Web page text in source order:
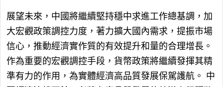
展望未來，中國將繼續堅持穩中求進工作總基調，加
大宏觀政策調控力度，著力擴大國內需求，提振市場
信心，推動經濟實作質的有效提升和量的合理增長。
作為重要的宏觀調控手段，貨幣政策將繼續發揮其精
準有力的作用，為實體經濟高品質發展保駕護航。 中